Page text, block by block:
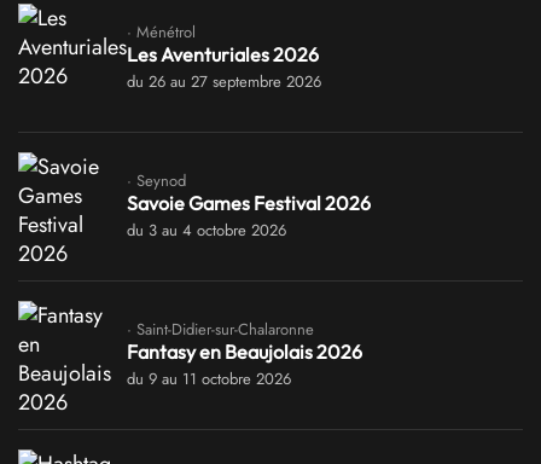
· Ménétrol
Les Aventuriales 2026
du 26 au 27 septembre 2026
· Seynod
Savoie Games Festival 2026
du 3 au 4 octobre 2026
· Saint-Didier-sur-Chalaronne
Fantasy en Beaujolais 2026
du 9 au 11 octobre 2026